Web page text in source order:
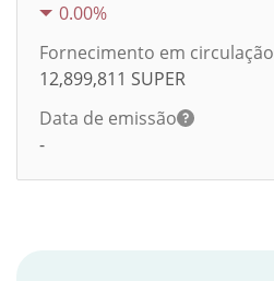
0.00%
Fornecimento em circulação
12,899,811 SUPER
Data de emissão
-